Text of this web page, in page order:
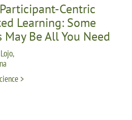
Centric
Learning: Some
Be All You Need
>